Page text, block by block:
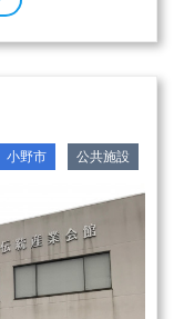
小野市 公共施設